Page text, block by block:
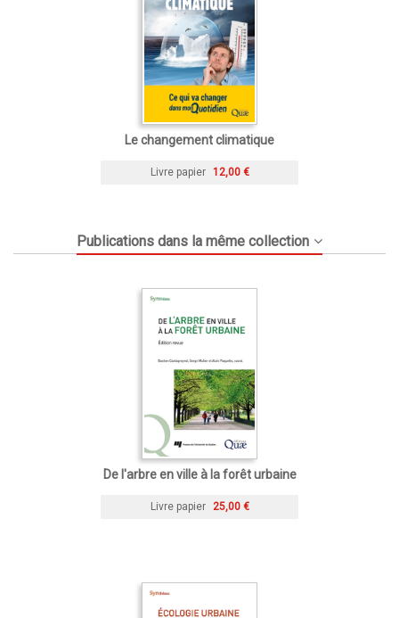
Le changement climatique
Livre papier 12,00 €
Publications dans la même collection
De l'arbre en ville à la forêt urbaine
Livre papier 25,00 €